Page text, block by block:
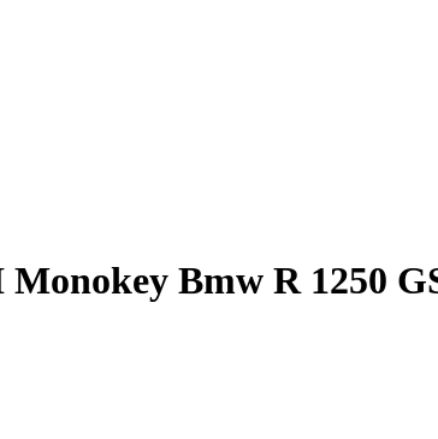
Bmw R 1250